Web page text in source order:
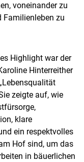
voneinander zu
Familienleben zu
Highlight war der
Hinterreither
zeigte auf, wie
klare
ein respektvolles
Hof sind, um das
in bäuerlichen